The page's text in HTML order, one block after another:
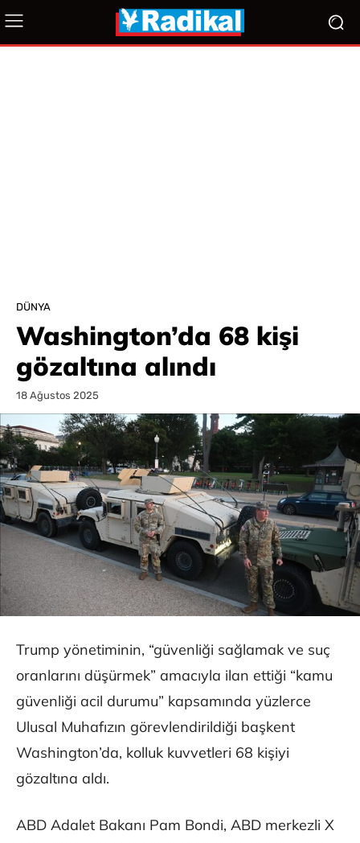
DÜNYA
Washington’da 68 kişi
gözaltına alındı
18 Ağustos 2025
Trump yönetiminin, “güvenliği sağlamak ve suç
oranlarını düşürmek” amacıyla ilan ettiği “kamu
güvenliği acil durumu” kapsamında yüzlerce
Ulusal Muhafızın görevlendirildiği başkent
Washington’da, kolluk kuvvetleri 68 kişiyi
gözaltına aldı.
ABD Adalet Bakanı Pam Bondi, ABD merkezli X